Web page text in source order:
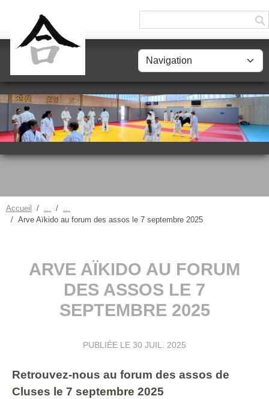
Accueil
Arve Aïkido au forum des assos le 7 septembre 2025
ARVE AÏKIDO AU FORUM
DES ASSOS LE 7
SEPTEMBRE 2025
PUBLIÉE LE 30 JUIL. 2025
Retrouvez-nous au forum des assos de
Cluses le 7 septembre 2025